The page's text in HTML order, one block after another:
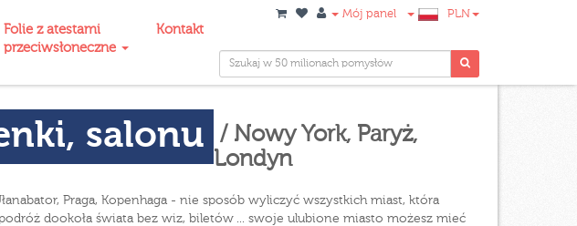
Folie z atestami
przeciwsłoneczne
Kontakt
Mój panel PLN
salonu
/ Nowy York, Paryż,
Londyn
Praga, Kopenhaga - nie sposób wyliczyć wszystkich miast, która
dookoła świata bez wiz, biletów ... swoje ulubione miasto możesz mieć